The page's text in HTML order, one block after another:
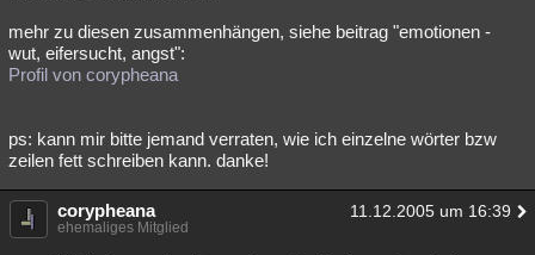
mehr zu diesen zusammenhängen, siehe beitrag "emotionen -
wut, eifersucht, angst":
Profil von corypheana
ps: kann mir bitte jemand verraten, wie ich einzelne wörter bzw
zeilen fett schreiben kann. danke!
corypheana 11.12.2005 um 16:39
ehemaliges Mitglied